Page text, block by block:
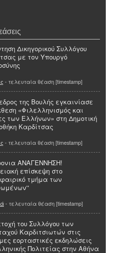
Δικηγορικού Συλλόγου
με τον Υπουργό
- τελευταία θέαση [timestamp]
της Βουλής εγκαινίασε
«Φιλελληνισμός και
των Ελλήνων» στη Δημοτική
Καρδίτσας
- τελευταία θέαση [timestamp]
ΑΝΑΓΕΝΝΗΣΗ!
επίσκεψη στο
τμήμα των
- τελευταία θέαση [timestamp]
του Συλλόγου των
Καρδιτσιωτών στις
εορταστικές εκδηλώσεις
Πολιτείας στην Αθήνα